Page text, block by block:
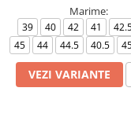
Marime:
39 40 42 41
45
44 44.5 40.5
VEZI VARIANTE